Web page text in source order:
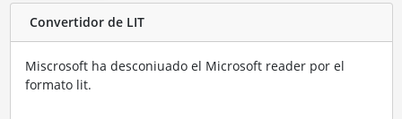
Convertidor de LIT
Miscrosoft ha desconiuado el Microsoft reader por el
formato lit.